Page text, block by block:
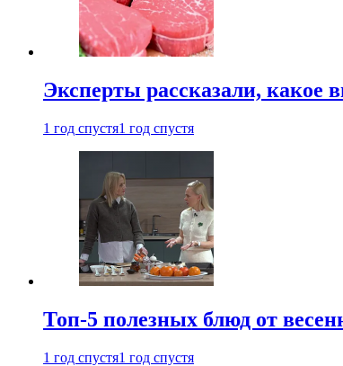
Эксперты рассказали, какое
1 год спустя1 год спустя
Топ-5 полезных блюд от
1 год спустя1 год спустя